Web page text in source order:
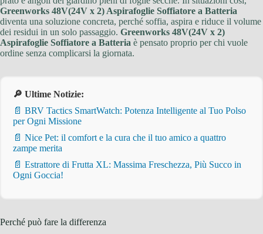
Greenworks 48V(24V x 2) Aspirafoglie Soffiatore a Batteria
diventa una soluzione concreta, perché soffia, aspira e riduce il volume
dei residui in un solo passaggio. Greenworks 48V(24V x 2)
Aspirafoglie Soffiatore a Batteria è pensato proprio per chi vuole
ordine senza complicarsi la giornata.
🔎 Ultime Notizie:
📄 BRV Tactics SmartWatch: Potenza Intelligente al Tuo Polso
per Ogni Missione
📄 Nice Pet: il comfort e la cura che il tuo amico a quattro
zampe merita
📄 Estrattore di Frutta XL: Massima Freschezza, Più Succo in
Ogni Goccia!
Perché può fare la differenza